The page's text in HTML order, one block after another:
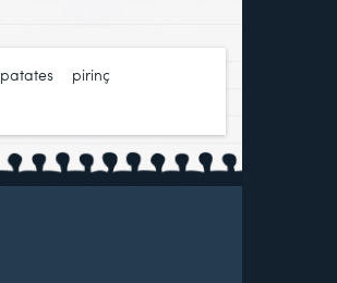
patates pirinç